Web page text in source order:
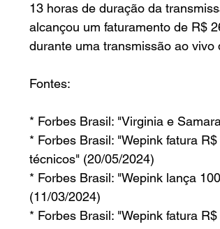
13 horas de duração da
alcançou um faturamento de R$
durante uma transmissão ao vivo
Fontes:
* Forbes Brasil: "Virginia e
* Forbes Brasil: "Wepink fatura
técnicos" (20/05/2024)
* Forbes Brasil: "Wepink lança
(11/03/2024)
* Forbes Brasil: "Wepink fatura